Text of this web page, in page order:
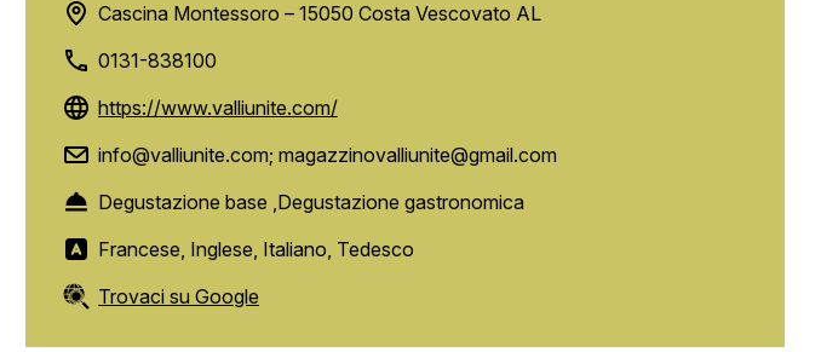
Cascina Montessoro – 15050 Costa Vescovato AL
0131-838100
https://www.valliunite.com/
info@valliunite.com; magazzinovalliunite@gmail.com
Degustazione base ,Degustazione gastronomica
Francese, Inglese, Italiano, Tedesco
Trovaci su Google